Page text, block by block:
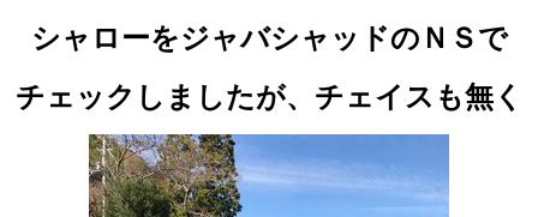
シャローをジャバシャッドのＮＳで
チェックしましたが、チェイスも無く